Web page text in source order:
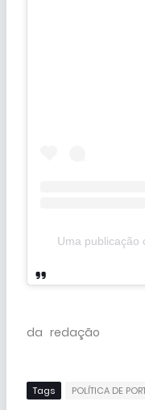
Uma publicação
da redação
Tags POLÍTICA DE